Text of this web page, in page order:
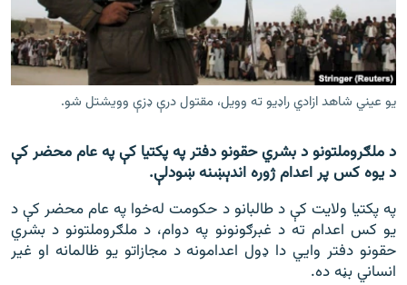
دري پاڼه
Azadi English
راسره ملګري شئ
د ازادې اروپا/ ازادي راډيو ټولې پاڼې
يو عيني شاهد ازادي راډيو ته وويل، مقتول درې ډزې وويشتل شو.
د ملګروملتونو د بشري حقونو دفتر په پکتیا کې په عام محضر کې
د یوه کس پر اعدام ژوره اندېښنه ښودلې.
په پکتیا ولایت کې د طالبانو د حکومت له‌خوا په عام محضر کې د
یو کس اعدام ته د غبرګونونو په دوام، د ملګروملتونو د بشري
حقونو دفتر وايي دا ډول اعدامونه د مجازاتو یو ظالمانه او غیر
انساني بڼه ده.